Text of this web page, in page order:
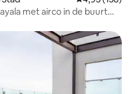
met airco in de buurt